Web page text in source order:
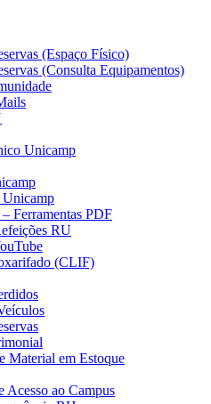
(Espaço Físico)
(Consulta Equipamentos)
Unicamp
Ferramentas PDF
RU
(CLIF)
Material em Estoque
Acesso ao Campus